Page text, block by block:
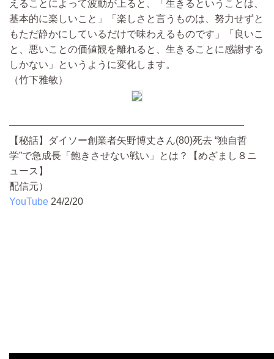
えることによって波動が上ると、「生きるということは、
基本的に楽しいこと」「楽しさと言うものは、努力せずと
もただ静かにしているだけで味わえるものです」「良いこ
と、悪いことの価値観を離れると、生きることに感謝する
しかない」というように変化します。
（竹下雅敏）
————————————————————————
【秘話】ダイソー創業者矢野博丈さん(80)死去 “独自哲
学”で急成長「飽きさせない戦い」とは？【めざまし８ニ
ュース】
配信元）
YouTube 24/2/20